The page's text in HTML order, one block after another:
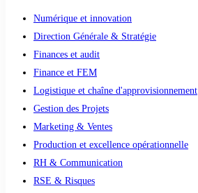
Numérique et innovation
Direction Générale & Stratégie
Finances et audit
Finance et FEM
Logistique et chaîne d'approvisionnement
Gestion des Projets
Marketing & Ventes
Production et excellence opérationnelle
RH & Communication
RSE & Risques